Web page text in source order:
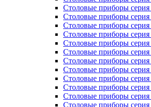
Столовые приборы
Столовые приборы
Столовые приборы серия
Столовые приборы серия
Столовые приборы серия
Столовые приборы
Столовые приборы серия
Столовые приборы серия
Столовые приборы серия
Столовые приборы серия
Столовые приборы
Столовые приборы серия